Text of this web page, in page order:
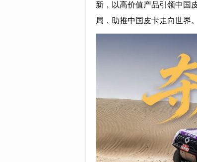
新，以高价值产品引领中国
局，助推中国皮卡走向世界。